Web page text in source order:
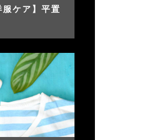
服ケア】平置